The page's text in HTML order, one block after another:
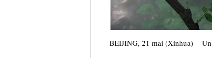
BEIJING, 21 mai (Xinhua) --